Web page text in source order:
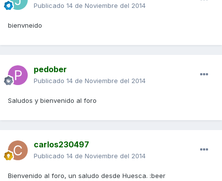
Publicado 14 de Noviembre del 2014
bienvneido
pedober
Publicado 14 de Noviembre del 2014
Saludos y bienvenido al foro
carlos230497
Publicado 14 de Noviembre del 2014
Bienvenido al foro, un saludo desde Huesca. :beer